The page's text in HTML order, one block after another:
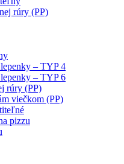
rúry (PP)
– TYP 4
– TYP 6
rúry (PP)
viečkom (PP)
pizzu